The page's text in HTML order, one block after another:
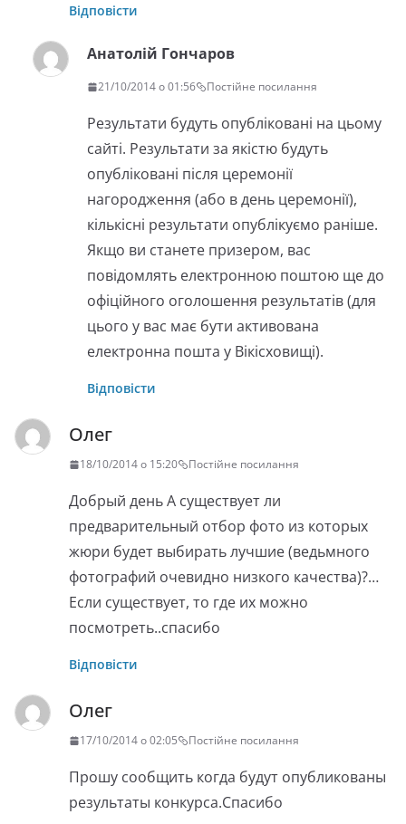
Відповісти
Анатолій Гончаров
21/10/2014 о 01:56 Постійне посилання
Результати будуть опубліковані на цьому
сайті. Результати за якістю будуть
опубліковані після церемонії
нагородження (або в день церемонії),
кількісні результати опублікуємо раніше.
Якщо ви станете призером, вас
повідомлять електронною поштою ще до
офіційного оголошення результатів (для
цього у вас має бути активована
електронна пошта у Вікісховищі).
Відповісти
Олег
18/10/2014 о 15:20 Постійне посилання
Добрый день А существует ли
предварительный отбор фото из которых
жюри будет выбирать лучшие (ведьмного
фотографий очевидно низкого качества)?…
Если существует, то где их можно
посмотреть..спасибо
Відповісти
Олег
17/10/2014 о 02:05 Постійне посилання
Прошу сообщить когда будут опубликованы
результаты конкурса.Спасибо